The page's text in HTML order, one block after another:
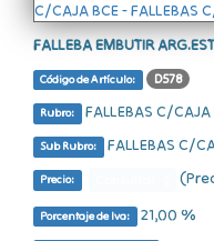
FALLEBA EMBUTIR
Código de Artículo: D578
Rubro: FALLEBAS C/CAJA
Sub Rubro: FALLEBAS C/
Precio:
Porcentaje de Iva: 21,00 %